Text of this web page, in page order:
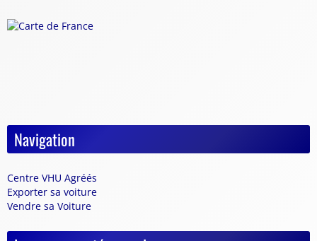
Navigation
Centre VHU Agréés
Exporter sa voiture
Vendre sa Voiture